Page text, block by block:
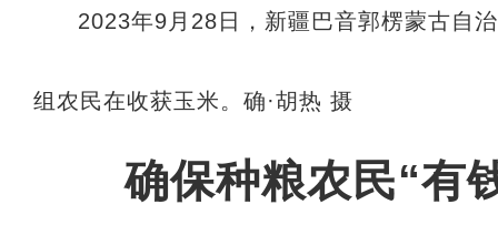
2023年9月28日，新疆巴音郭楞蒙古自
组农民在收获玉米。确·胡热 摄
确保种粮农民“有